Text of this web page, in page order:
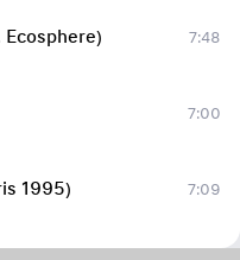
7:48
7:00
1995)
7:09